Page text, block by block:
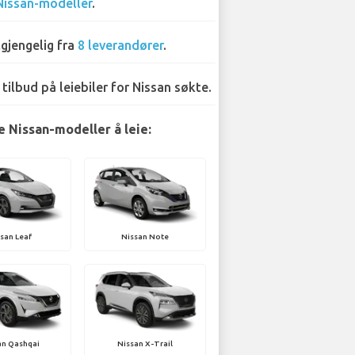
modeller.
fra 8 leverandører.
tilbud på leiebiler for Nissan søkte.
Nissan-modeller å leie:
Leaf Nissan Note
Qashqai Nissan X-Trail